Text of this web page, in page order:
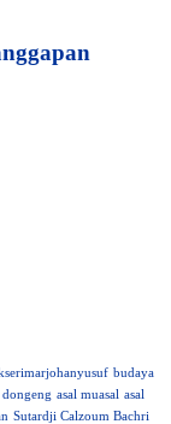
budaya
dongeng asal muasal asal
Sutardji Calzoum Bachri